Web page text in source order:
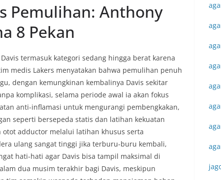
Pemulihan: Anthony
8 Pekan
termasuk kategori sedang hingga berat karena
medis Lakers menyatakan bahwa pemulihan penuh
dengan kemungkinan kembalinya Davis sekitar
komplikasi, selama periode awal ia akan fokus
anti-inflamasi untuk mengurangi pembengkakan,
seperti bersepeda statis dan latihan kekuatan
adductor melalui latihan khusus serta
ulang sangat tinggi jika terburu-buru kembali,
hati-hati agar Davis bisa tampil maksimal di
dua musim terakhir bagi Davis, meskipun